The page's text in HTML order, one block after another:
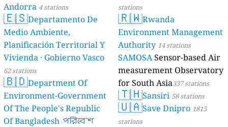
Andorra 4 stations
🇪🇸Departamento De
Medio Ambiente,
Planificación Territorial Y
Vivienda · Gobierno Vasco
62 stations
🇧🇩Department Of
Environment-Government
Of The People's Republic
Of Bangladesh পরিবেশ
stations
🇷🇼Rwanda
Environment Management
Authority 14 stations
SAMOSASensor-based Air
measurement Observatory
for South Asia337 stations
🇹🇭Sansiri 58 stations
🇺🇦Save Dnipro 1815
stations